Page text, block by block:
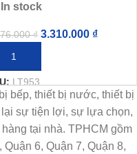
In stock
₫ 3.310.000 ₫
THÊM VÀO GIỎ HÀNG
LT953
bếp, thiết bị nước, thiết bị
sự tiện lợi, sự lựa chọn,
tại nhà. TPHCM gồm
6, Quận 7, Quận 8,